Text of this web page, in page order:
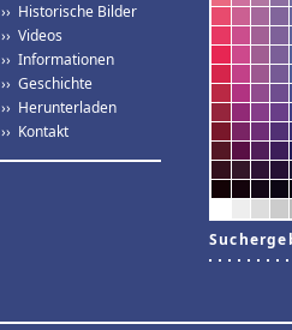
›› Historische Bilder
›› Videos
›› Informationen
›› Geschichte
›› Herunterladen
›› Kontakt